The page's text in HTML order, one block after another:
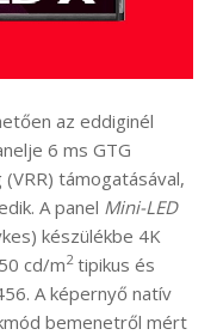
az eddiginél
6 ms GTG
támogatásával,
A panel Mini-LED
készülékbe 4K
cd/m2tipikus és
A képernyő natív
bemenetről mért